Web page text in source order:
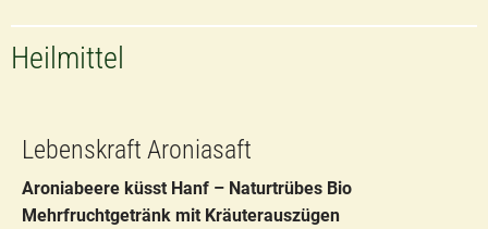
Heilmittel
Lebenskraft Aroniasaft
Aroniabeere küsst Hanf – Naturtrübes Bio
Mehrfruchtgetränk mit Kräuterauszügen